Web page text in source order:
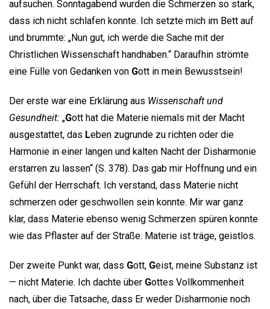
aufsuchen. Sonntagabend wurden die Schmerzen so stark,
dass ich nicht schlafen konnte. Ich setzte mich im Bett auf
und brummte: „Nun gut, ich werde die Sache mit der
Christlichen Wissenschaft handhaben.“ Daraufhin strömte
eine Fülle von Gedanken von Gott in mein Bewusstsein!
Der erste war eine Erklärung aus Wissenschaft und
Gesundheit: „Gott hat die Materie niemals mit der Macht
ausgestattet, das Leben zugrunde zu richten oder die
Harmonie in einer langen und kalten Nacht der Disharmonie
erstarren zu lassen“ (S. 378). Das gab mir Hoffnung und ein
Gefühl der Herrschaft. Ich verstand, dass Materie nicht
schmerzen oder geschwollen sein konnte. Mir war ganz
klar, dass Materie ebenso wenig Schmerzen spüren konnte
wie das Pflaster auf der Straße. Materie ist träge, geistlos.
Der zweite Punkt war, dass Gott, Geist, meine Substanz ist
— nicht Materie. Ich dachte über Gottes Vollkommenheit
nach, über die Tatsache, dass Er weder Disharmonie noch